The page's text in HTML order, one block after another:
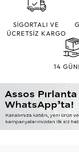
SİGORTALI VE
ÜCRETSİZ KARGO
14